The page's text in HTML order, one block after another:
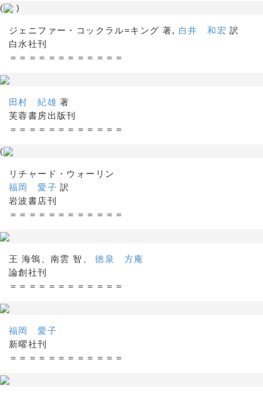
( )
ジェニファー・コックラル=キング 著, 白井 和宏 訳
白水社刊
＝＝＝＝＝＝＝＝＝＝＝＝
田村 紀雄 著
芙蓉書房出版刊
＝＝＝＝＝＝＝＝＝＝＝＝
(
リチャード・ウォーリン
福岡 愛子 訳
岩波書店刊
＝＝＝＝＝＝＝＝＝＝＝＝
王 海鴒、南雲 智、徳泉 方庵
論創社刊
＝＝＝＝＝＝＝＝＝＝＝＝
福岡 愛子
新曜社刊
＝＝＝＝＝＝＝＝＝＝＝＝